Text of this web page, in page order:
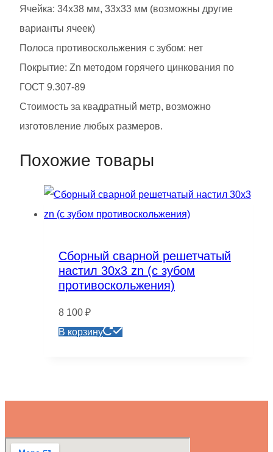
Ячейкa: 34х38 мм, 33х33 мм (возможны другие
варианты ячеек)
Полоса противоскольжения с зубом: нет
Покрытие: Zn методом горячего цинкования по
ГОСТ 9.307-89
Стоимость за квадратный метр, возможно
изготовление любых размеров.
Похожие товары
Сборный сварной решетчатый
настил 30х3 zn (с зубом
противоскольжения)
8 100 ₽
В корзину